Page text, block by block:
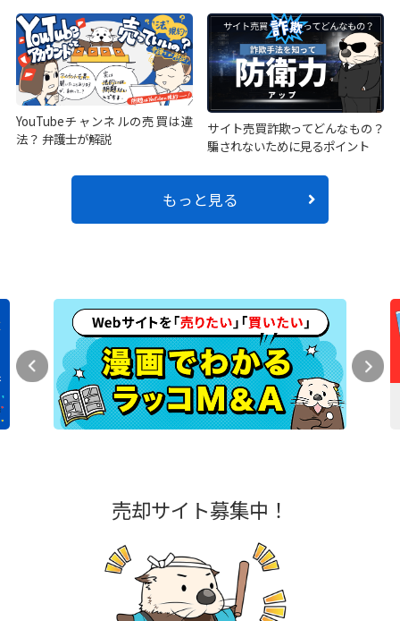
YouTubeチャンネルの売買は違
法？ 弁護士が解説
サイト売買詐欺ってどんなもの？
騙されないために見るポイント
もっと見る
売却サイト募集中！